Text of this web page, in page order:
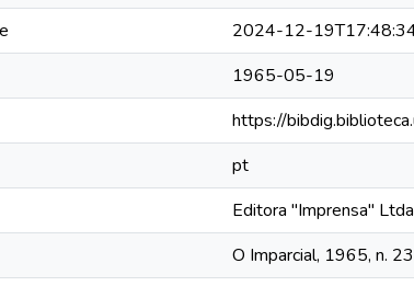
2024-12-
1965-05-19
https://
pt
Editora "Imprensa"
O Imparcial, 1965, n.